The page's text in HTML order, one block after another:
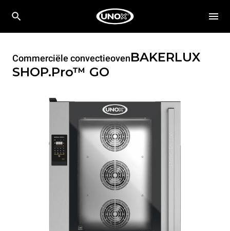
Commerciële convectieovenBAKERLUX
SHOP.Pro™ GO